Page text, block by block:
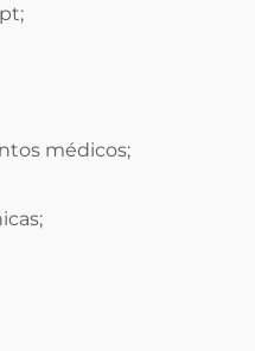
médicos;